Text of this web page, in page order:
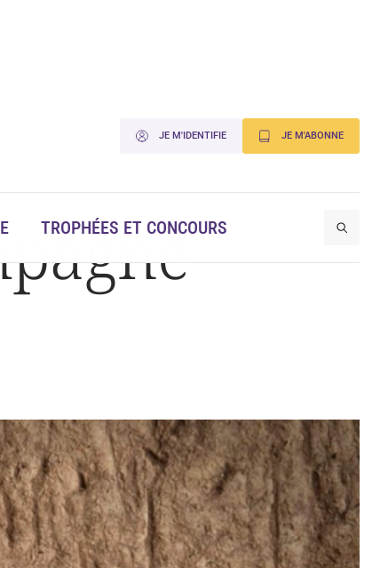
JE M'IDENTIFIE JE M'ABONNE
TROPHÉES ET CONCOURS